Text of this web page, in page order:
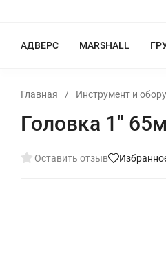
АДВЕРС MARSHALL
Главная / Инструмент и
Головка 1"
Оставить отзыв